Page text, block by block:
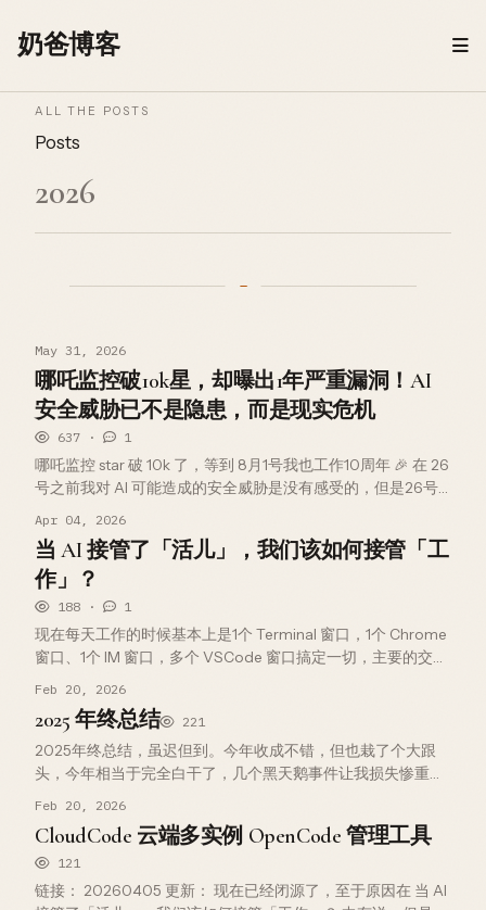
奶爸博客
ALL THE POSTS
Posts
2026
May 31, 2026
哪吒监控破10k星，却曝出1年严重漏洞！AI
安全威胁已不是隐患，而是现实危机
637 · 1
哪吒监控 star 破 10k 了，等到 8月1号我也工作10周年 🎉 在 26
号之前我对 AI 可能造成的安全威胁是没有感受的，但是26号
Apr 04, 2026
当 AI 接管了「活儿」，我们该如何接管「工
作」？
188 · 1
现在每天工作的时候基本上是1个 Terminal 窗口，1个 Chrome
窗口、1个 IM 窗口，多个 VSCode 窗口搞定一切，主要的交互
Feb 20, 2026
2025 年终总结 221
2025年终总结，虽迟但到。今年收成不错，但也栽了个大跟
头，今年相当于完全白干了，几个黑天鹅事件让我损失惨重，
发现应该是很累的，…
Feb 20, 2026
CloudCode 云端多实例 OpenCode 管理工具
121
链接： 20260405 更新： 现在已经闭源了，至于原因在 当 AI